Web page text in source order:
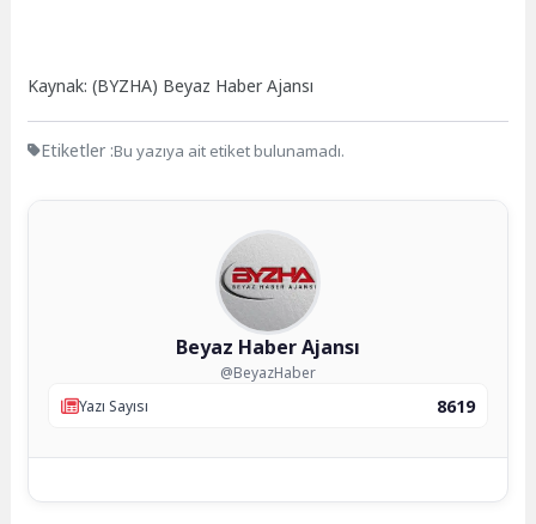
Kaynak: (BYZHA) Beyaz Haber Ajansı
Etiketler :Bu yazıya ait etiket bulunamadı.
Beyaz Haber Ajansı
@BeyazHaber
Yazı Sayısı
8619